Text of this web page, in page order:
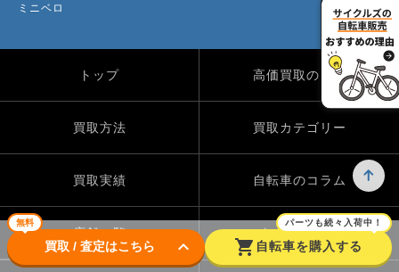
無料
買取 / 査定はこちら keyboard_arrow_down shopping_cart
パーツも続々入荷中！
自転車を購入する
ミニベロ
トップ 高価買取のワケ
買取方法 買取カテゴリー
買取実績 自転車のコラム
店舗一覧 よくある質問